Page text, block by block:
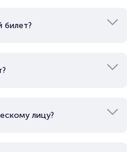
билет?
лицу?